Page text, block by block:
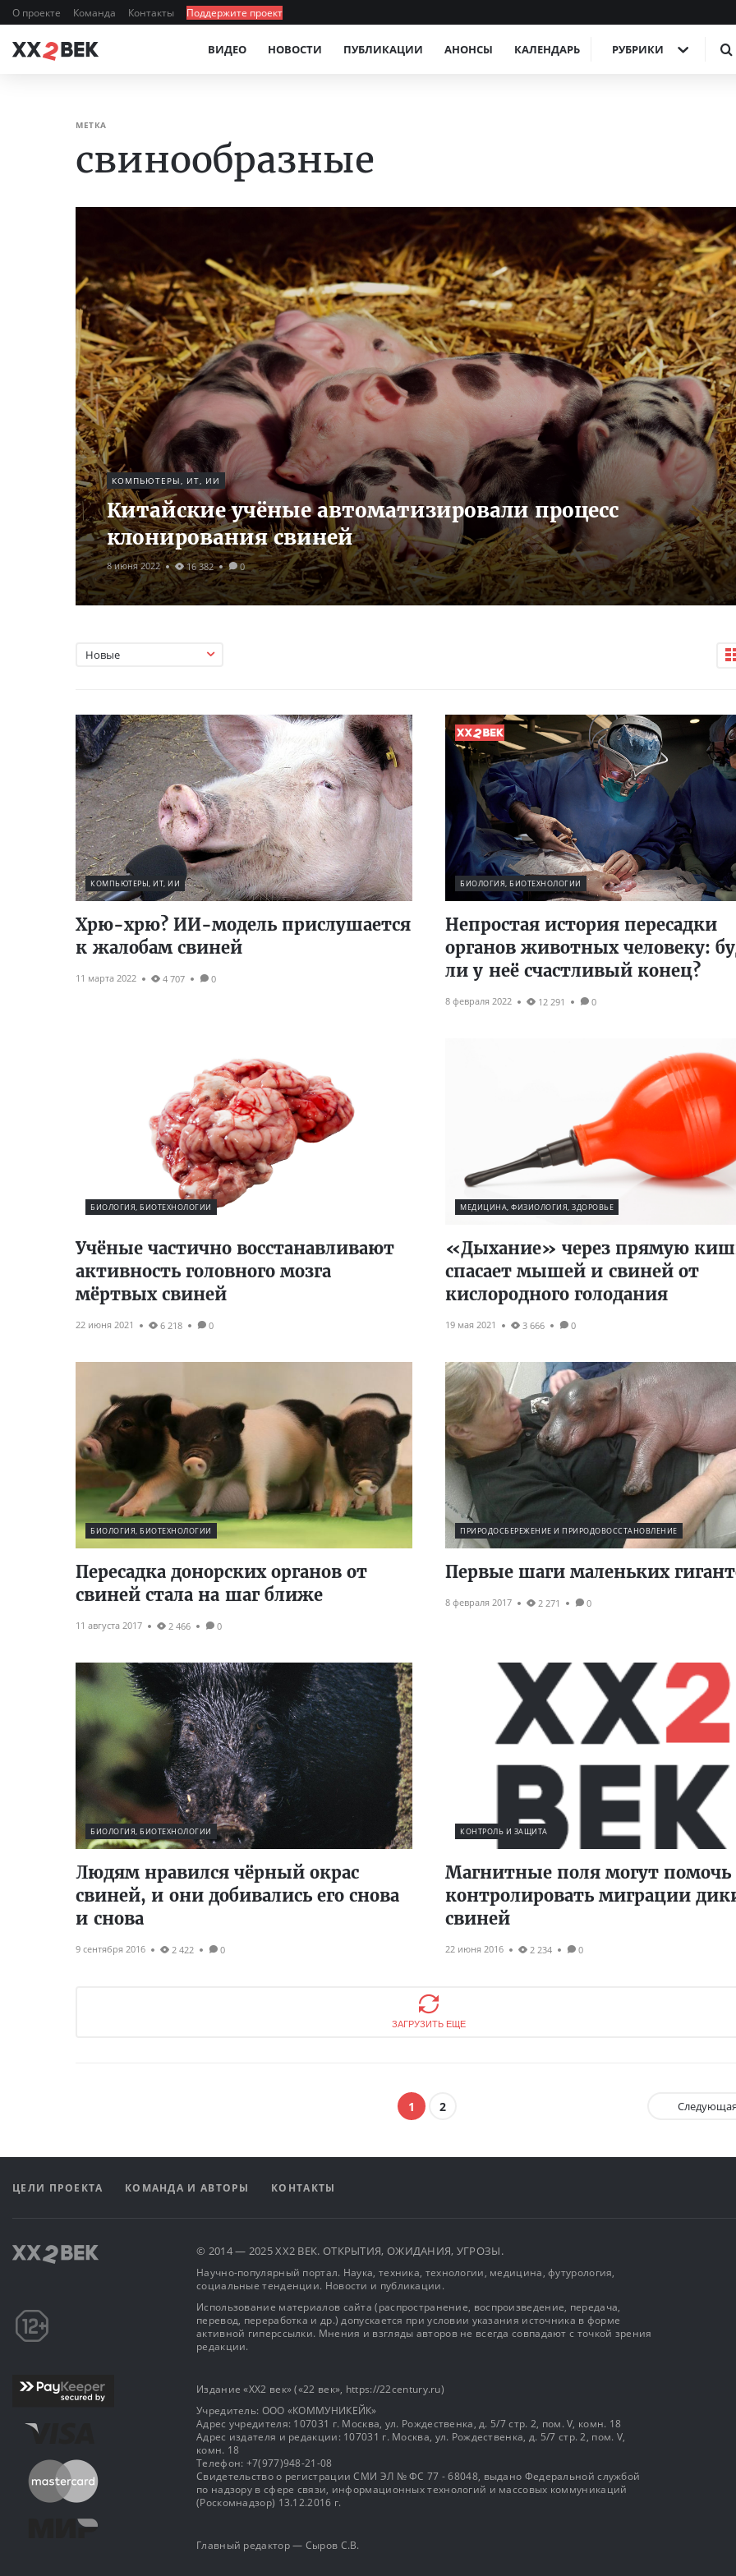
О проекте Команда Контакты Поддержите проект
ВИДЕО НОВОСТИ ПУБЛИКАЦИИ АНОНСЫ КАЛЕНДАРЬ РУБРИКИ
МЕТКА
свинообразные
КОМПЬЮТЕРЫ, ИТ, ИИ
Китайские учёные автоматизировали процесс
клонирования свиней
8 июня 2022 16 382 0
Новые
КОМПЬЮТЕРЫ, ИТ, ИИ
Хрю-хрю? ИИ-модель прислушается
к жалобам свиней
11 марта 2022 4 707 0
БИОЛОГИЯ, БИОТЕХНОЛОГИИ
Непростая история пересадки
органов животных человеку:
ли у неё счастливый конец?
8 февраля 2022 12 291 0
БИОЛОГИЯ, БИОТЕХНОЛОГИИ
Учёные частично восстанавливают
активность головного мозга
мёртвых свиней
22 июня 2021 6 218 0
МЕДИЦИНА, ФИЗИОЛОГИЯ, ЗДОРОВЬЕ
«Дыхание» через прямую
спасает мышей и свиней от
кислородного голодания
19 мая 2021 3 666 0
БИОЛОГИЯ, БИОТЕХНОЛОГИИ
Пересадка донорских органов от
свиней стала на шаг ближе
11 августа 2017 2 466 0
ПРИРОДОСБЕРЕЖЕНИЕ И ПРИРОДОВОССТАНОВЛЕНИЕ
Первые шаги маленьких
8 февраля 2017 2 271 0
БИОЛОГИЯ, БИОТЕХНОЛОГИИ
Людям нравился чёрный окрас
свиней, и они добивались его снова
и снова
9 сентября 2016 2 422 0
КОНТРОЛЬ И ЗАЩИТА
Магнитные поля могут помочь
контролировать миграции
свиней
22 июня 2016 2 234 0
ЗАГРУЗИТЬ ЕЩЕ
1 2
ЦЕЛИ ПРОЕКТА КОМАНДА И АВТОРЫ КОНТАКТЫ
© 2014 — 2025 XX2 ВЕК. ОТКРЫТИЯ, ОЖИДАНИЯ, УГРОЗЫ.
Научно-популярный портал. Наука, техника, технологии, медицина, футурология,
социальные тенденции. Новости и публикации.
Использование материалов сайта (распространение, воспроизведение, передача,
перевод, переработка и др.) допускается при условии указания источника в форме
активной гиперссылки. Мнения и взгляды авторов не всегда совпадают с точкой зрения
редакции.
Издание «XX2 век» («22 век», https://22century.ru)
Учредитель: OOO «КОММУНИКЕЙК»
Адрес учредителя: 107031 г. Москва, ул. Рождественка, д. 5/7 стр. 2, пом. V, комн. 18
Адрес издателя и редакции: 107031 г. Москва, ул. Рождественка, д. 5/7 стр. 2, пом. V,
комн. 18
Телефон: +7(977)948-21-08
Свидетельство о регистрации СМИ ЭЛ № ФС 77 - 68048, выдано Федеральной службой
по надзору в сфере связи, информационных технологий и массовых коммуникаций
(Роскомнадзор) 13.12.2016 г.
Главный редактор — Сыров С.В.